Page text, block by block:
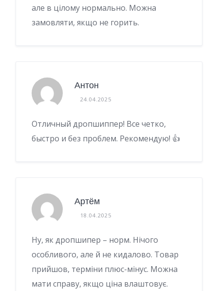
але в цілому нормально. Можна
замовляти, якщо не горить.
Антон
24.04.2025
Отличный дропшиппер! Все четко,
быстро и без проблем. Рекомендую! 👍
Артём
18.04.2025
Ну, як дропшипер – норм. Нічого
особливого, але й не кидалово. Товар
прийшов, терміни плюс-мінус. Можна
мати справу, якщо ціна влаштовує.